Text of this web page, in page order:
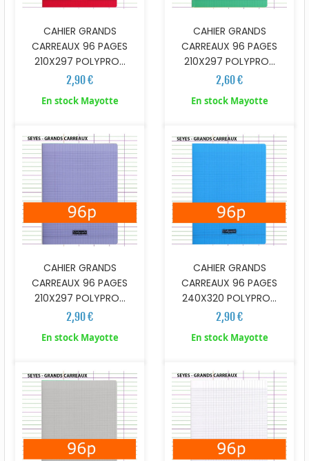
CAHIER GRANDS
CARREAUX 96 PAGES
210X297 POLYPRO...
2,90 €
En stock Mayotte
CAHIER GRANDS
CARREAUX 96 PAGES
210X297 POLYPRO...
2,60 €
En stock Mayotte
CAHIER GRANDS
CARREAUX 96 PAGES
210X297 POLYPRO...
2,90 €
En stock Mayotte
CAHIER GRANDS
CARREAUX 96 PAGES
240X320 POLYPRO...
2,90 €
En stock Mayotte